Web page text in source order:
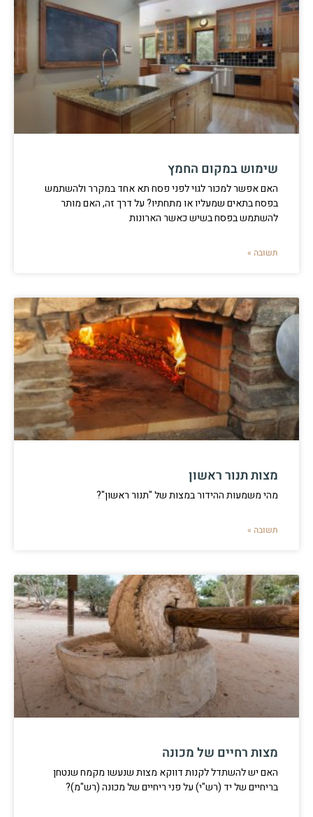
שימוש במקום החמץ
האם אפשר למכור לגוי לפני פסח תא אחד במקרר ולהשתמש
בפסח בתאים שמעליו או מתחתיו? על דרך זה, האם מותר
להשתמש בפסח בשיש כאשר הארונות
תשובה »
מצות תנור ראשון
מהי משמעות ההידור במצות של "תנור ראשון"?
תשובה »
מצות רחיים של מכונה
האם יש להשתדל לקנות דווקא מצות שנעשו מקמח שנטחן
בריחיים של יד (רש"י) על פני ריחיים של מכונה (רש"מ)?